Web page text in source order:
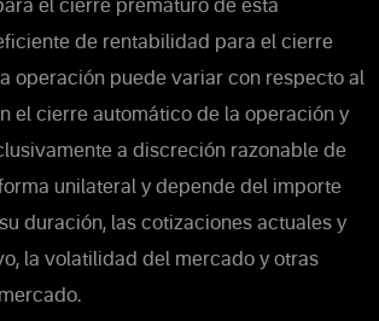
el cierre prematuro de esta
de rentabilidad para el cierre
operación puede variar con respecto al
el cierre automático de la operación y
a discreción razonable de
unilateral y depende del importe
duración, las cotizaciones actuales y
la volatilidad del mercado y otras